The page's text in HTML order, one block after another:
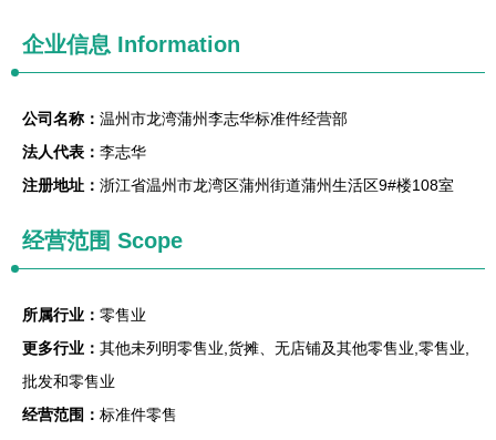
企业信息 Information
公司名称： 温州市龙湾蒲州李志华标准件经营部
法人代表： 李志华
注册地址： 浙江省温州市龙湾区蒲州街道蒲州生活区9#楼108室
经营范围 Scope
所属行业： 零售业
更多行业： 其他未列明零售业,货摊、无店铺及其他零售业,零售业,
批发和零售业
经营范围： 标准件零售